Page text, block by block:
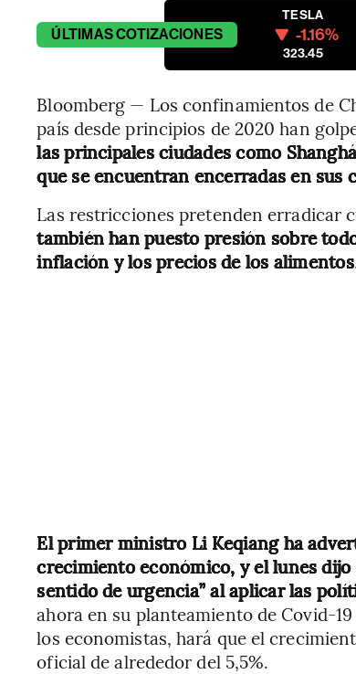
ÚLTIMASCOTIZACIONES
TESLA
-1.16%
323.45
Bloomberg — Los confinamientos de
país desde principios de 2020 han
las principales ciudades como
que se encuentran encerradas en sus
Las restricciones pretenden erradicar
también han puesto presión sobre
inflación y los precios de los alimentos
El primer ministro Li Keqiang ha
crecimiento económico, y el lunes
sentido de urgencia” al aplicar las
ahora en su planteamiento de Covid-
los economistas, hará que el
oficial de alrededor del 5,5%.